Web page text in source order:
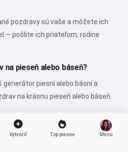
pozdravy sú vaše a môžete ich
— pošlite ich priateľom, rodine
na pieseň alebo báseň?
piesní alebo básní a
na krásnu pieseň alebo báseň.
Vytvoriť Top piesne Menu